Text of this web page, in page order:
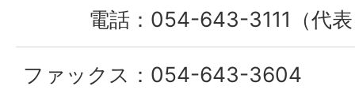
電話： 054-643-3111（代
ファックス： 054-643-3604